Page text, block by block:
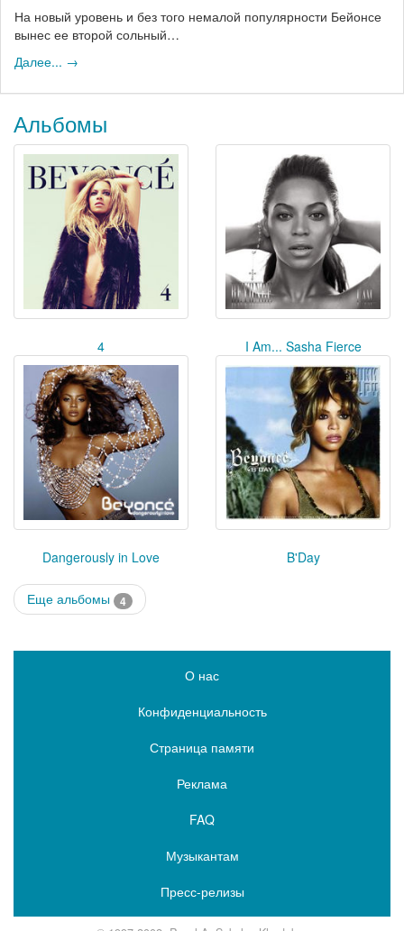
На новый уровень и без того немалой популярности Бейонсе
вынес ее второй сольный…
Далее... →
Альбомы
4 I Am... Sasha Fierce
Dangerously in Love B'Day
Еще альбомы 4
О нас
Конфиденциальность
Страница памяти
Реклама
FAQ
Музыкантам
Пресс-релизы